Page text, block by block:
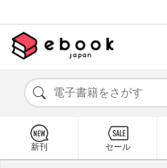
新刊 セール